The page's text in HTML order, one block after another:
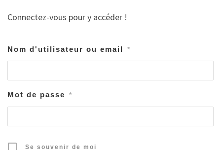
Connectez-vous pour y accéder !
Nom d'utilisateur ou email *
Mot de passe *
Se souvenir de moi